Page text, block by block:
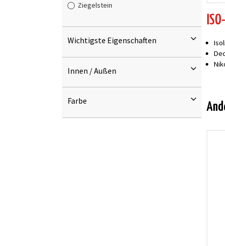
Ziegelstein
Wichtigste Eigenschaften
Innen / Außen
Farbe